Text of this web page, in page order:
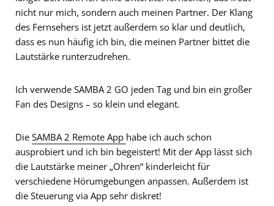
nicht nur mich, sondern auch meinen Partner. Der Klang
des Fernsehers ist jetzt außerdem so klar und deutlich,
dass es nun häufig ich bin, die meinen Partner bittet die
Lautstärke runterzudrehen.
Ich verwende SAMBA 2 GO jeden Tag und bin ein großer
Fan des Designs – so klein und elegant.
Die SAMBA 2 Remote App habe ich auch schon
ausprobiert und ich bin begeistert! Mit der App lässt sich
die Lautstärke meiner „Ohren“ kinderleicht für
verschiedene Hörumgebungen anpassen. Außerdem ist
die Steuerung via App sehr diskret!